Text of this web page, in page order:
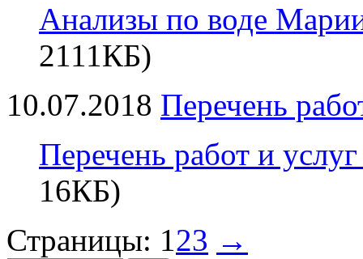
Анализы по воде
2111КБ)
10.07.2018 Перечень
Перечень работ и
16КБ)
Страницы: 123 →